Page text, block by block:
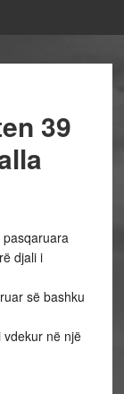
39
djali i
së bashku
vdekur në një